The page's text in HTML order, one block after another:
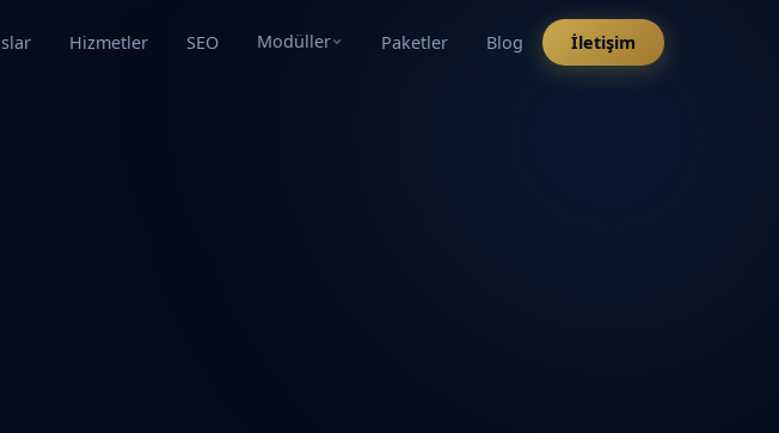
Hizmetler SEO Modüller Paketler Blog İletişim